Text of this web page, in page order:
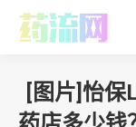
[图片]怡保